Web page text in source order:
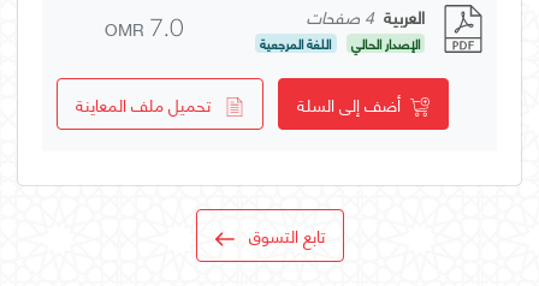
العربية 4 صفحات
الإصدار الحالي اللغة المرجعية OMR 7.0
أضف إلى السلة تحميل ملف المعاينة
تابع التسوق